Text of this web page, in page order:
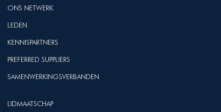
ONS NETWERK
LEDEN
KENNISPARTNERS
PREFERRED SUPPLIERS
SAMENWERKINGSVERBANDEN
LIDMAATSCHAP